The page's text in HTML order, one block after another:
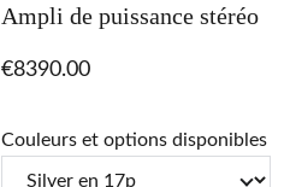
Ampli de puissance stéréo
€8390.00
Couleurs et options disponibles